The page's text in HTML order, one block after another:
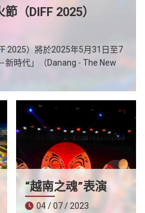
（DIFF 2025）
2025）將於2025年5月31日至7
新時代」（Danang - The New
“越南之魂”表演
04 / 07 / 2023